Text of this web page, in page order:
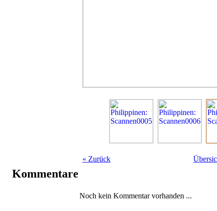
« Zurück
Kommentare
Noch kein Kommentar vorhanden ...